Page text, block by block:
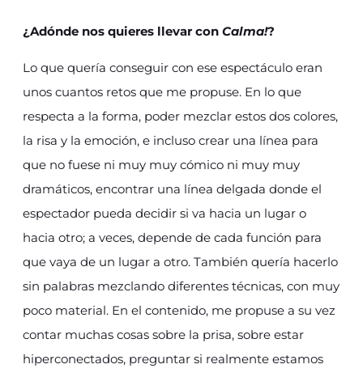
¿Adónde nos quieres llevar con Calma!?
Lo que quería conseguir con ese espectáculo eran
unos cuantos retos que me propuse. En lo que
respecta a la forma, poder mezclar estos dos colores,
la risa y la emoción, e incluso crear una línea para
que no fuese ni muy muy cómico ni muy muy
dramáticos, encontrar una línea delgada donde el
espectador pueda decidir si va hacia un lugar o
hacia otro; a veces, depende de cada función para
que vaya de un lugar a otro. También quería hacerlo
sin palabras mezclando diferentes técnicas, con muy
poco material. En el contenido, me propuse a su vez
contar muchas cosas sobre la prisa, sobre estar
hiperconectados, preguntar si realmente estamos